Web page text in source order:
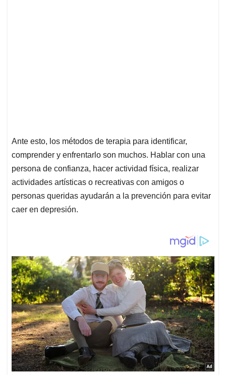
Ante esto, los métodos de terapia para identificar,
comprender y enfrentarlo son muchos. Hablar con una
persona de confianza, hacer actividad física, realizar
actividades artísticas o recreativas con amigos o
personas queridas ayudarán a la prevención para evitar
caer en depresión.